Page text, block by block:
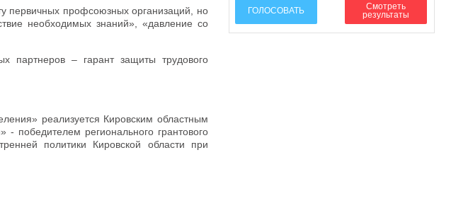
первичных профсоюзных организаций, но
необходимых знаний», «давление со
партнеров – гарант защиты трудового
реализуется Кировским областным
победителем регионального грантового
политики Кировской области при
ГОЛОСОВАТЬ
Смотреть
результаты